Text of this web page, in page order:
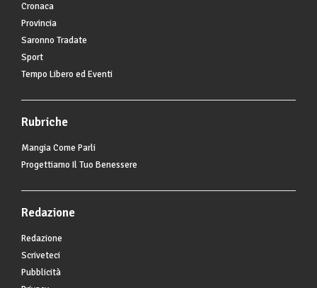
Cronaca
Provincia
Saronno Tradate
Sport
Tempo Libero ed Eventi
Rubriche
Mangia Come Parli
Progettiamo Il Tuo Benessere
Redazione
Redazione
Scriveteci
Pubblicità